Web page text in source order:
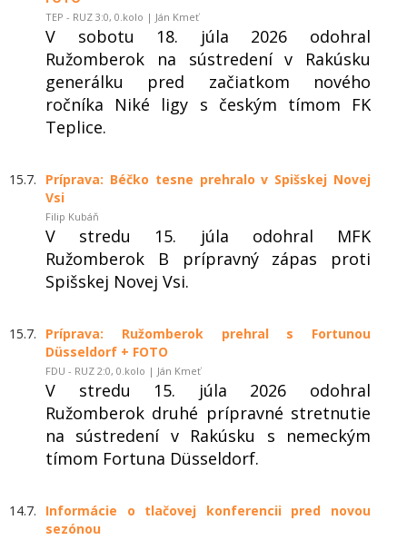
TEP - RUZ 3:0, 0.kolo | Ján Kmeť
V sobotu 18. júla 2026 odohral
Ružomberok na sústredení v Rakúsku
generálku pred začiatkom nového
ročníka Niké ligy s českým tímom FK
Teplice.
15.7.
Príprava: Béčko tesne prehralo v Spišskej Novej
Vsi
Filip Kubáň
V stredu 15. júla odohral MFK
Ružomberok B prípravný zápas proti
Spišskej Novej Vsi.
15.7.
Príprava: Ružomberok prehral s Fortunou
Düsseldorf + FOTO
FDU - RUZ 2:0, 0.kolo | Ján Kmeť
V stredu 15. júla 2026 odohral
Ružomberok druhé prípravné stretnutie
na sústredení v Rakúsku s nemeckým
tímom Fortuna Düsseldorf.
14.7.
Informácie o tlačovej konferencii pred novou
sezónou